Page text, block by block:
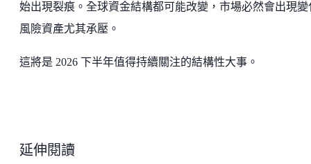
始出現裂痕。全球資金結構都可能改變，市場必然會出現變
風險資產尤其承壓。
這將是 2026 下半年值得持續關注的結構性大事。
延伸閱讀